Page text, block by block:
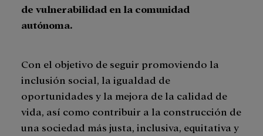
de vulnerabilidad en la comunidad
autónoma.
Con el objetivo de seguir promoviendo la
inclusión social, la igualdad de
oportunidades y la mejora de la calidad de
vida, así como contribuir a la construcción de
una sociedad más justa, inclusiva, equitativa y